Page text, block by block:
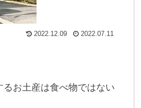
2022.12.09 2022.07.11
お土産は食べ物ではない